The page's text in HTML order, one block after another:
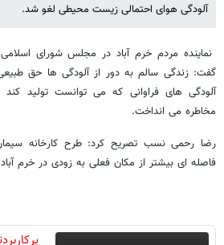
آلودگی هوای احتمالی زیست محیطی لغو شد.
نماینده مردم خرم آباد در مجلس شورای اسلامی،
گفت: زندگی سالم به دور از آلودگی ها حق
آلودگی های فراوانی که می توانست تولید
مخاطره می انداخت.
رضا رحمی نسب تصریح کرد: طرح کارخانه
فاصله ای بیشتر از مکان فعلی به زودی در خرم